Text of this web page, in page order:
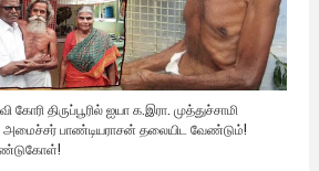
திருப்பூரில் ஐயா க.இரா. முத்துச்சாமி
அமைச்சர் பாண்டியராசன் தலையிட வேண்டும்!